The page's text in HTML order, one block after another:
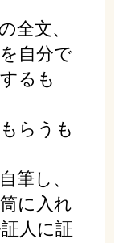
全文、
自分で
るも
らうも
筆し、
に入れ
人に証